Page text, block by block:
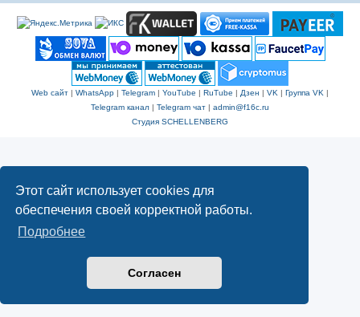
Этот сайт использует cookies для
обеспечения своей корректной работы.
Подробнее
Согласен
Web сайт | WhatsApp | Telegram | YouTube | RuTube | Дзен | VK | Группа VK |
Telegram канал | Telegram чат | admin@f16c.ru
Студия SCHELLENBERG